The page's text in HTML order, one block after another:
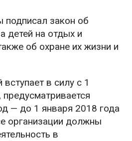
подписал закон об
детей на отдых и
об охране их жизни и
в силу с 1
— до 1 января 2018 года
организации должны
в